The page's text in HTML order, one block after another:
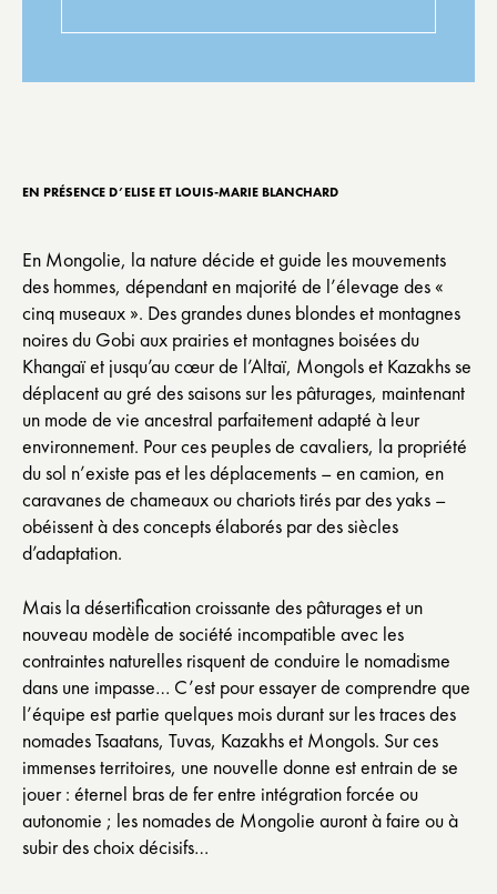
EN PRÉSENCE D’ELISE ET LOUIS-MARIE BLANCHARD
En Mongolie, la nature décide et guide les mouvements
des hommes, dépendant en majorité de l’élevage des «
cinq museaux ». Des grandes dunes blondes et montagnes
noires du Gobi aux prairies et montagnes boisées du
Khangaï et jusqu’au cœur de l’Altaï, Mongols et Kazakhs se
déplacent au gré des saisons sur les pâturages, maintenant
un mode de vie ancestral parfaitement adapté à leur
environnement. Pour ces peuples de cavaliers, la propriété
du sol n’existe pas et les déplacements – en camion, en
caravanes de chameaux ou chariots tirés par des yaks –
obéissent à des concepts élaborés par des siècles
d’adaptation.
Mais la désertification croissante des pâturages et un
nouveau modèle de société incompatible avec les
contraintes naturelles risquent de conduire le nomadisme
dans une impasse… C’est pour essayer de comprendre que
l’équipe est partie quelques mois durant sur les traces des
nomades Tsaatans, Tuvas, Kazakhs et Mongols. Sur ces
immenses territoires, une nouvelle donne est entrain de se
jouer : éternel bras de fer entre intégration forcée ou
autonomie ; les nomades de Mongolie auront à faire ou à
subir des choix décisifs…